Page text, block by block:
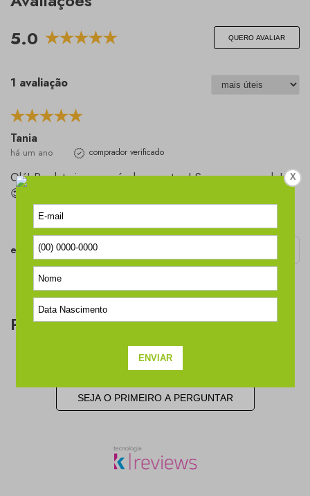
5.0
QUERO AVALIAR
1 avaliação
Tania
há um ano comprador verificado
Olá! Produto incomparável aos outros! Super recomendo!😍
😍
esta avaliação foi útil?
Perguntas & respostas
Este produto ainda não tem perguntas
SEJA O PRIMEIRO A PERGUNTAR
X